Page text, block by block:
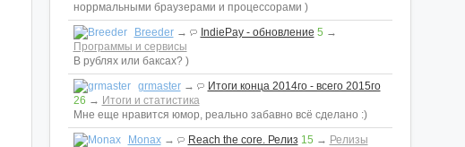
норрмальными браузерами и процессорами )
Breeder→ IndiePay - обновление 5 →
Программы и сервисы
В рублях или баксах? )
grmaster→
Итоги конца 2014го - всего 2015го
26 → Итоги и статистика
Мне еще нравится юмор, реально забавно всё сделано :)
Monax→ Reach the core. Релиз 15 → Релизы